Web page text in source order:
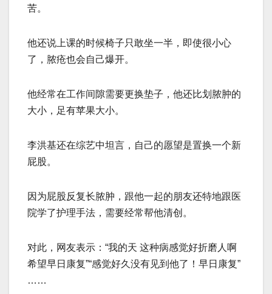
苦。
他还说上课的时候椅子只敢坐一半，即使很小心
了，脓疮也会自己爆开。
他经常在工作间隙需要更换垫子，他还比划脓肿的
大小，足有苹果大小。
李洪基还在综艺中坦言，自己的愿望是置换一个新
屁股。
因为屁股反复长脓肿，跟他一起的朋友还特地跟医
院学了护理手法，需要经常帮他清创。
对此，网友表示：“我的天 这种病感觉好折磨人啊
希望早日康复”“感觉好久没有见到他了！早日康复”
……